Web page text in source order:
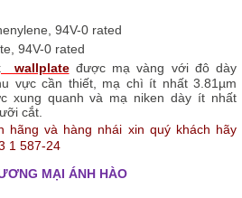
94V-0 rated
94V-0 rated
wallplateđược mạ vàng với đô dày
vực cần thiết, mạ chì ít nhất 3.81µm
xung quanh và mạ niken dày ít nhất
cắt.
hãng và hàng nhái xin quý khách hãy
1 587-24
MẠI ÁNH HÀO